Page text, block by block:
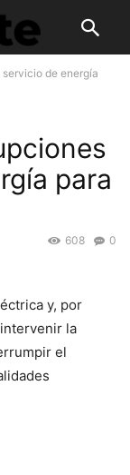
de energía
para
0
608
y, por
la
el